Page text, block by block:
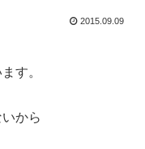
2015.09.09
す。
から